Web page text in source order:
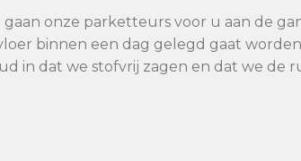
onze parketteurs voor u aan de
binnen een dag gelegd gaat
in dat we stofvrij zagen en dat we de